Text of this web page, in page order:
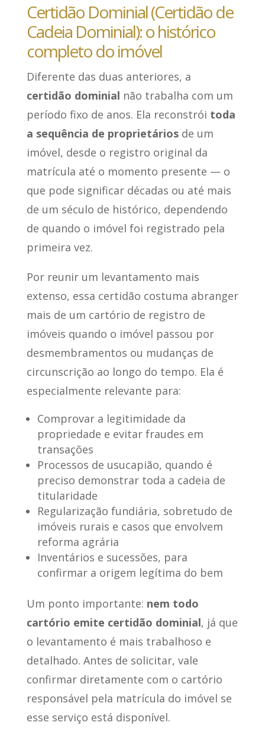
Certidão Dominial (Certidão de
Cadeia Dominial): o histórico
completo do imóvel
Diferente das duas anteriores, a
certidão dominial não trabalha com um
período fixo de anos. Ela reconstrói toda
a sequência de proprietáriosde um
imóvel, desde o registro original da
matrícula até o momento presente — o
que pode significar décadas ou até mais
de um século de histórico, dependendo
de quando o imóvel foi registrado pela
primeira vez.
Por reunir um levantamento mais
extenso, essa certidão costuma abranger
mais de um cartório de registro de
imóveis quando o imóvel passou por
desmembramentos ou mudanças de
circunscrição ao longo do tempo. Ela é
especialmente relevante para:
Comprovar a legitimidade da
propriedade e evitar fraudes em
transações
Processos de usucapião, quando é
preciso demonstrar toda a cadeia de
titularidade
Regularização fundiária, sobretudo de
imóveis rurais e casos que envolvem
reforma agrária
Inventários e sucessões, para
confirmar a origem legítima do bem
Um ponto importante: nem todo
cartório emite certidão dominial, já que
o levantamento é mais trabalhoso e
detalhado. Antes de solicitar, vale
confirmar diretamente com o cartório
responsável pela matrícula do imóvel se
esse serviço está disponível.